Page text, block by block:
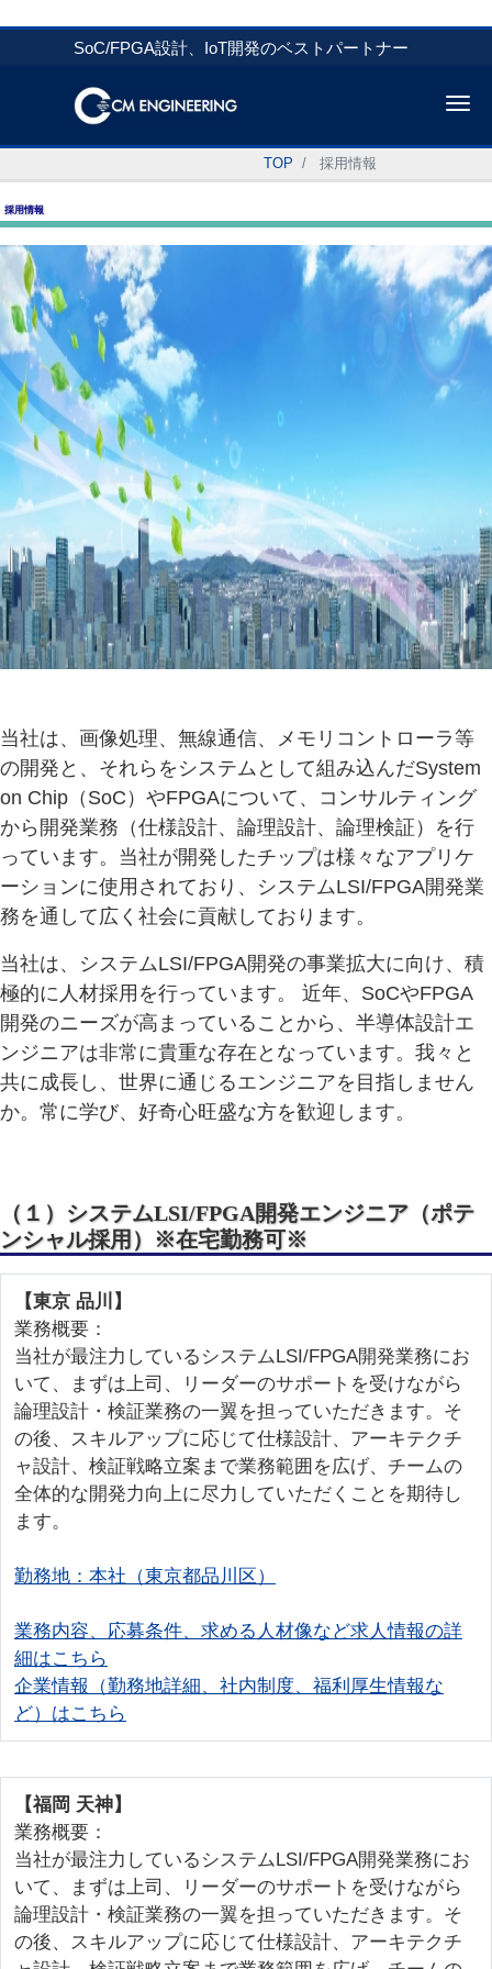
SoC/FPGA設計、IoT開発のベストパートナー
TOP 採用情報
採用情報
当社は、画像処理、無線通信、メモリコントローラ等
の開発と、それらをシステムとして組み込んだSystem
on Chip（SoC）やFPGAについて、コンサルティング
から開発業務（仕様設計、論理設計、論理検証）を行
っています。当社が開発したチップは様々なアプリケ
ーションに使用されており、システムLSI/FPGA開発業
務を通して広く社会に貢献しております。
当社は、システムLSI/FPGA開発の事業拡大に向け、積
極的に人材採用を行っています。 近年、SoCやFPGA
開発のニーズが高まっていることから、半導体設計エ
ンジニアは非常に貴重な存在となっています。我々と
共に成長し、世界に通じるエンジニアを目指しません
か。常に学び、好奇心旺盛な方を歓迎します。
（１）システムLSI/FPGA開発エンジニア（ポテ
ンシャル採用） ※在宅勤務可※
【東京 品川】
業務概要：
当社が最注力しているシステムLSI/FPGA開発業務にお
いて、まずは上司、リーダーのサポートを受けながら
論理設計・検証業務の一翼を担っていただきます。そ
の後、スキルアップに応じて仕様設計、アーキテクチ
ャ設計、検証戦略立案まで業務範囲を広げ、チームの
全体的な開発力向上に尽力していただくことを期待し
ます。
勤務地：本社（東京都品川区）
業務内容、応募条件、求める人材像など求人情報の詳
細はこちら
企業情報（勤務地詳細、社内制度、福利厚生情報な
ど）はこちら
【福岡 天神】
業務概要：
当社が最注力しているシステムLSI/FPGA開発業務にお
いて、まずは上司、リーダーのサポートを受けながら
論理設計・検証業務の一翼を担っていただきます。そ
の後、スキルアップに応じて仕様設計、アーキテクチ